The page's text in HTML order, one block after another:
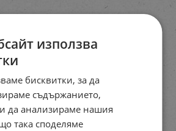
използва
бисквитки, за да
съдържанието,
да анализираме нашия
така споделяме